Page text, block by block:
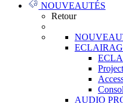
NOUVEAUTÉS
Retour
AUDIO